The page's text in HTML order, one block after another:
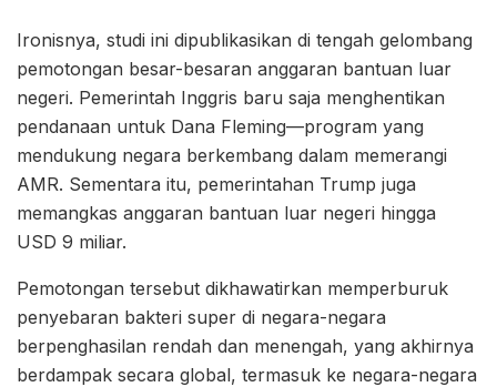
Ironisnya, studi ini dipublikasikan di tengah gelombang
pemotongan besar-besaran anggaran bantuan luar
negeri. Pemerintah Inggris baru saja menghentikan
pendanaan untuk Dana Fleming—program yang
mendukung negara berkembang dalam memerangi
AMR. Sementara itu, pemerintahan Trump juga
memangkas anggaran bantuan luar negeri hingga
USD 9 miliar.
Pemotongan tersebut dikhawatirkan memperburuk
penyebaran bakteri super di negara-negara
berpenghasilan rendah dan menengah, yang akhirnya
berdampak secara global, termasuk ke negara-negara